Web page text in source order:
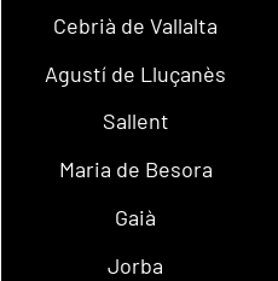
Cebrià de Vallalta
Agustí de Lluçanès
Sallent
Maria de Besora
Gaià
Jorba